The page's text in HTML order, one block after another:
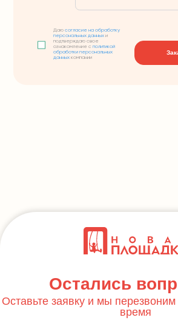
Даюсогласие на обработку
персональных данных и
подтверждаю свое
ознакомление сполитикой
обработки персональных
данных компании
Остались
Оставьте заявку и мы
время